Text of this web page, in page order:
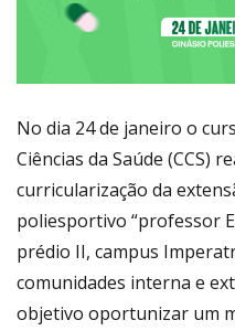
No dia 24 de janeiro o
Ciências da Saúde (CCS)
curricularização da
poliesportivo “professor
prédio II, campus
comunidades interna e
objetivo oportunizar um